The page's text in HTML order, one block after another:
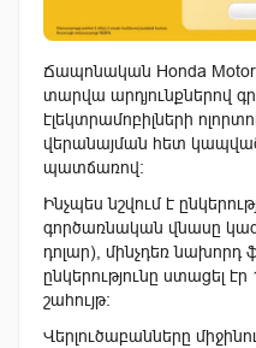
Ճապոնական Honda
տարվա արդյունքներով
էլեկտրամոբիլների
վերանայման հետ
պատճառով։
Ինչպես նշվում է
գործառնական վնասը
դոլար), մինչդեռ
ընկերությունը ստացել
շահույթ։
Վերլուծաբանները